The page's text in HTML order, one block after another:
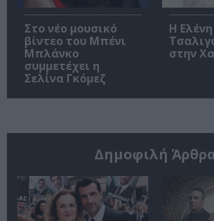
Στο νέο μουσικό
βίντεο του Μπένι
Μπλάνκο
συμμετέχει η
Σελίνα Γκόμεζ
Η Ελένη
στην
Δημοφιλή